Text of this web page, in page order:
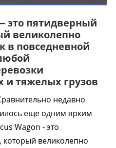
это пятидверный
великолепно
в повседневной
и тяжелых грузов
недавно
еще одним ярким
Wagon - это
который великолепно